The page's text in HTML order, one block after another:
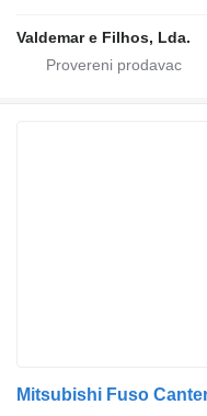
Valdemar e Filhos, Lda.
Mitsubishi Fuso